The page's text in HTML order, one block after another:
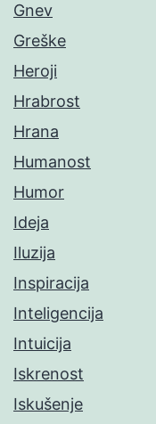
Gnev
Greške
Heroji
Hrabrost
Hrana
Humanost
Humor
Ideja
Iluzija
Inspiracija
Inteligencija
Intuicija
Iskrenost
Iskušenje